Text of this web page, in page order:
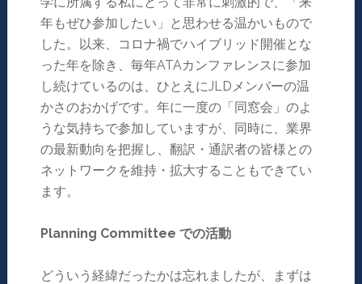
年もぜひ参加したい」と思わせる温かいもので
した。以来、コロナ禍でハイブリッド開催とな
った年を除き、毎年ATAカンファレンスに参加
し続けているのは、ひとえにJLDメンバーの温
かさのおかげです。年に一度の「同窓会」のよ
うな気持ちで参加していますが、同時に、業界
の最新動向を把握し、翻訳・通訳者の皆様との
ネットワークを維持・拡大することもできてい
ます。
Planning Committee での活動
どういう経緯だったかは忘れましたが、まずは